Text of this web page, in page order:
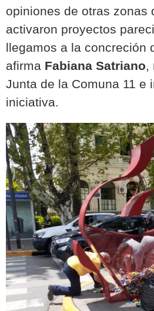
opiniones de otras zonas
activaron proyectos
llegamos a la concreción
afirma Fabiana Satriano,
Junta de la Comuna 11 e
iniciativa.